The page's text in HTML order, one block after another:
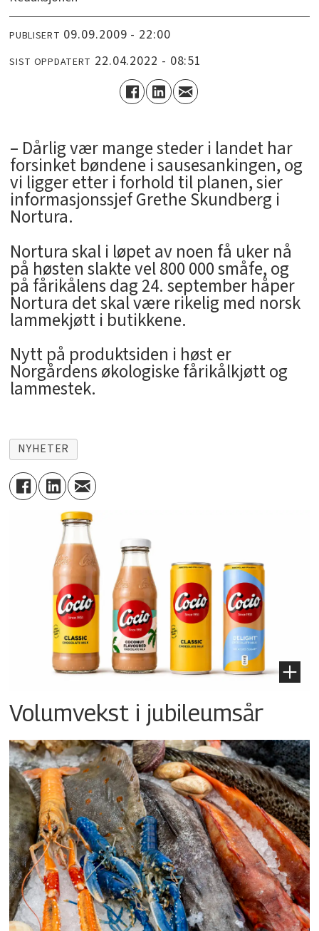
PUBLISERT 09.09.2009 - 22:00
SIST OPPDATERT 22.04.2022 - 08:51
– Dårlig vær mange steder i landet har
forsinket bøndene i sausesankingen, og
vi ligger etter i forhold til planen, sier
informasjonssjef Grethe Skundberg i
Nortura.
Nortura skal i løpet av noen få uker nå
på høsten slakte vel 800 000 småfe, og
på fårikålens dag 24. september håper
Nortura det skal være rikelig med norsk
lammekjøtt i butikkene.
Nytt på produktsiden i høst er
Norgårdens økologiske fårikålkjøtt og
lammestek.
NYHETER
Volumvekst i jubileumsår